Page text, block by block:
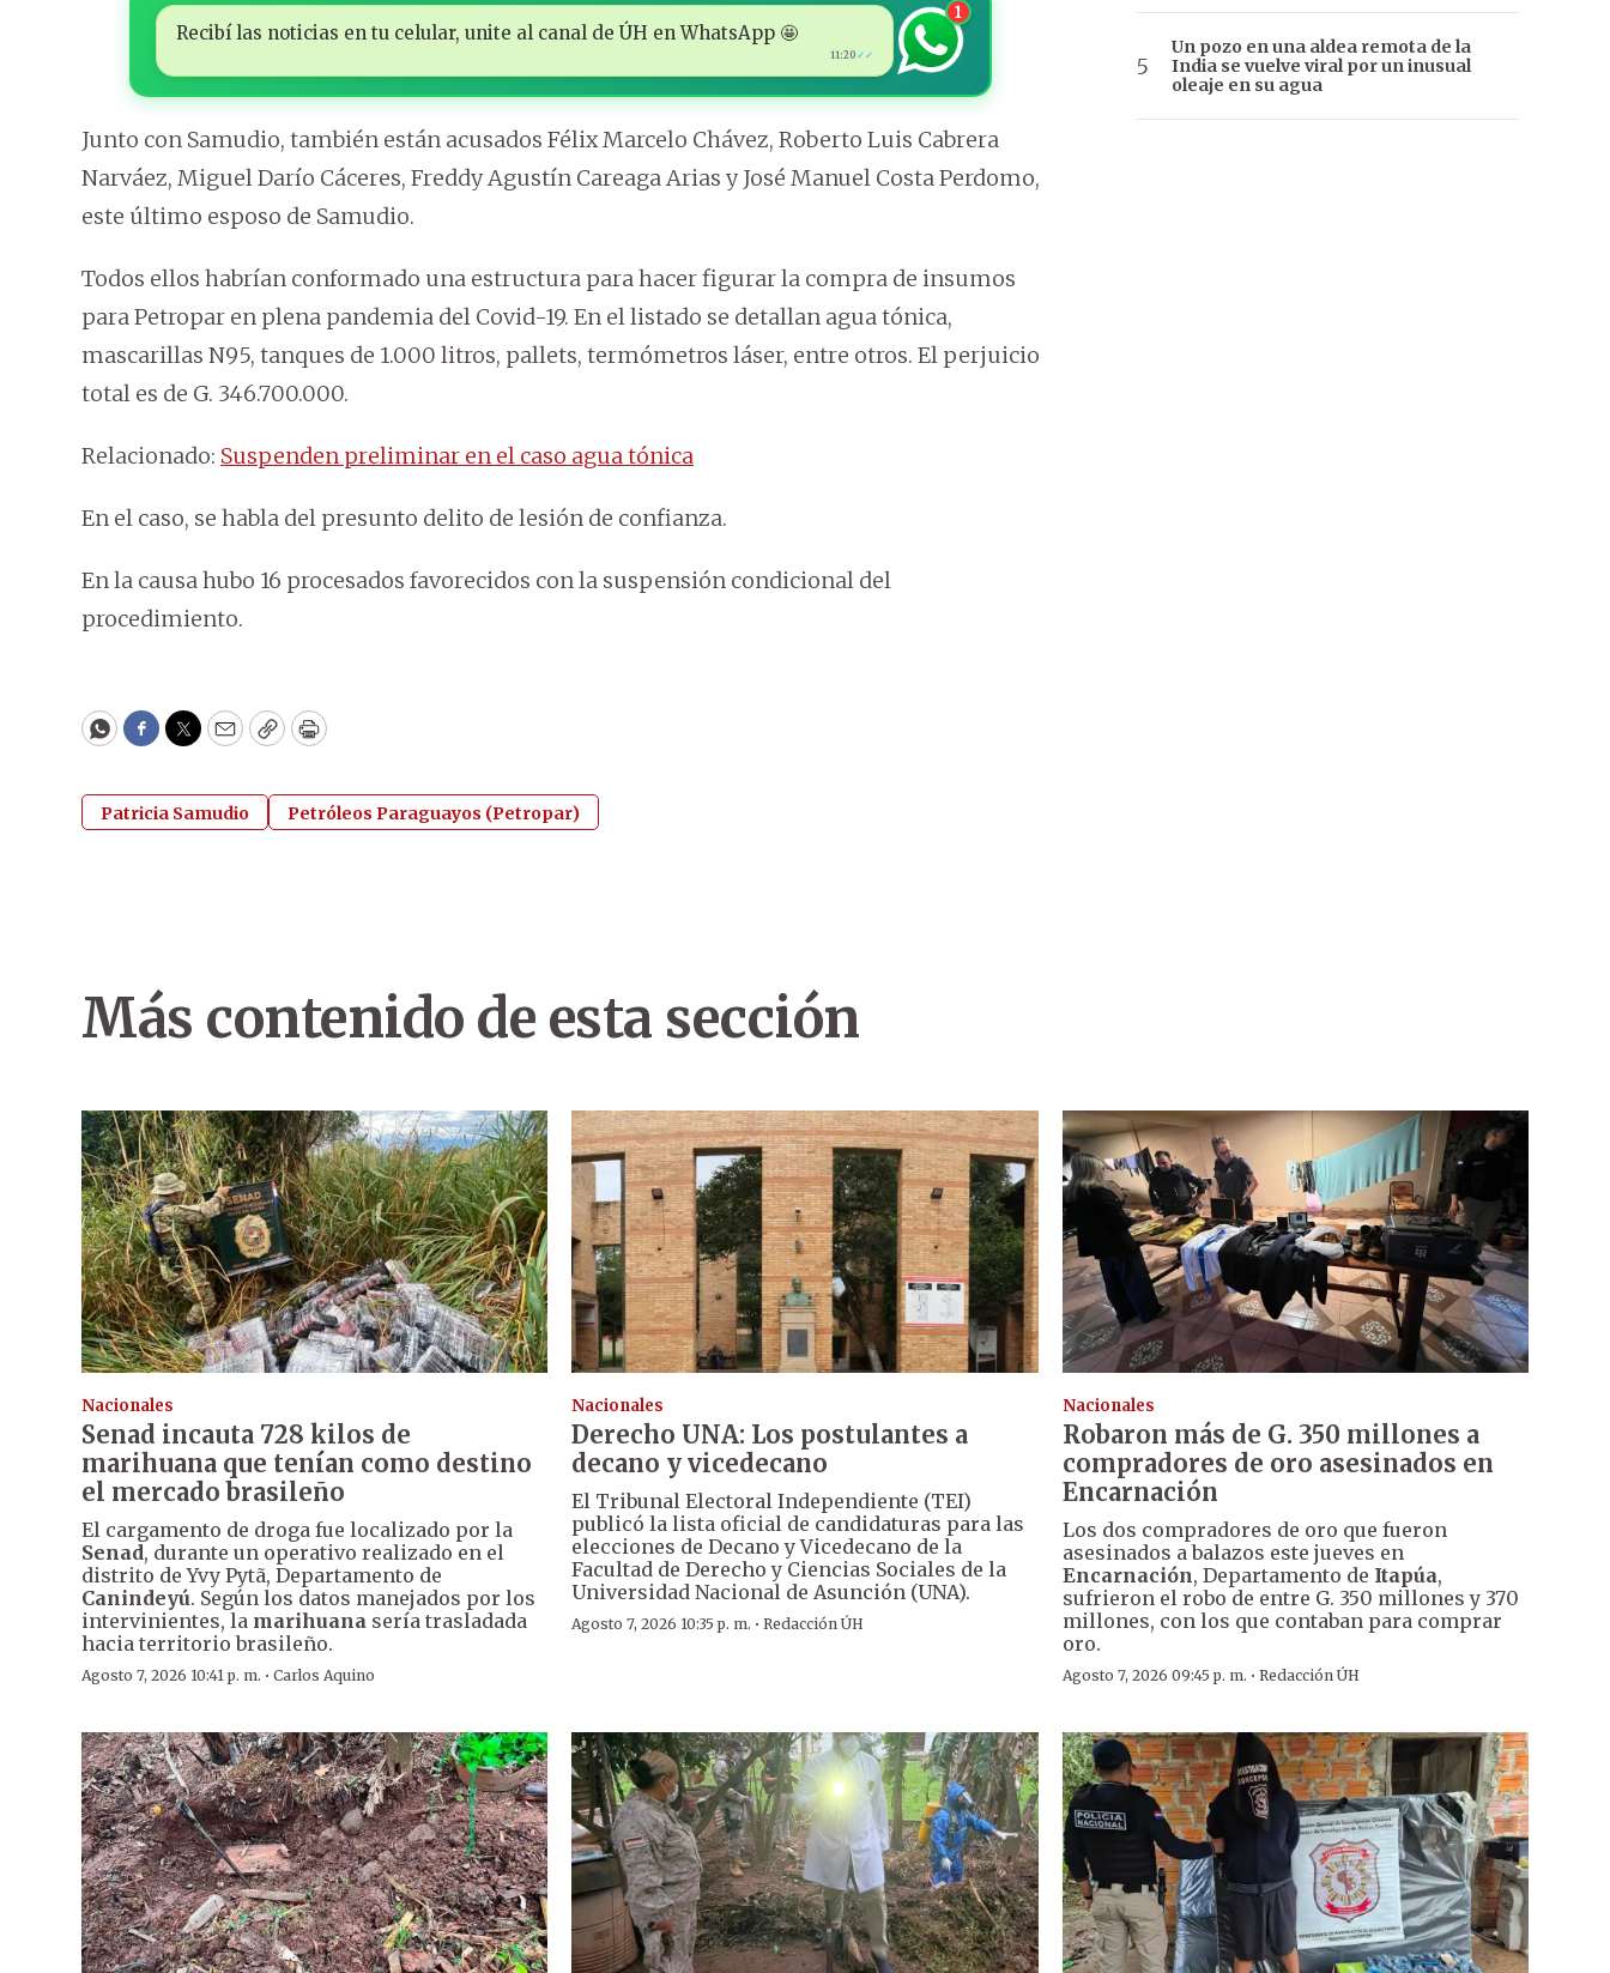
Recibí las noticias en tu celular, unite al canal de ÚH en WhatsApp 🤩
11:20 ✓✓
1
Junto con Samudio, también están acusados Félix Marcelo Chávez, Roberto Luis Cabrera
Narváez, Miguel Darío Cáceres, Freddy Agustín Careaga Arias y José Manuel Costa Perdomo,
este último esposo de Samudio.
Todos ellos habrían conformado una estructura para hacer figurar la compra de insumos
para Petropar en plena pandemia del Covid-19. En el listado se detallan agua tónica,
mascarillas N95, tanques de 1.000 litros, pallets, termómetros láser, entre otros. El perjuicio
total es de G. 346.700.000.
Relacionado: Suspenden preliminar en el caso agua tónica
En el caso, se habla del presunto delito de lesión de confianza.
En la causa hubo 16 procesados favorecidos con la suspensión condicional del
procedimiento.
WhatsApp
Facebook
Twitter
EmailCopyPrint
Patricia Samudio Petróleos Paraguayos (Petropar)
Un pozo en una aldea remota de la
India se vuelve viral por un inusual
oleaje en su agua
Más contenido de esta sección
Nacionales
Senad incauta 728 kilos de
marihuana que tenían como destino
el mercado brasileño
El cargamento de droga fue localizado por la
Senad, durante un operativo realizado en el
distrito de Yvy Pytã, Departamento de
Canindeyú. Según los datos manejados por los
intervinientes, la marihuana sería trasladada
hacia territorio brasileño.
Agosto 7, 2026 10:41 p. m. · Carlos Aquino
Nacionales
Derecho UNA: Los postulantes a
decano y vicedecano
El Tribunal Electoral Independiente (TEI)
publicó la lista oficial de candidaturas para las
elecciones de Decano y Vicedecano de la
Facultad de Derecho y Ciencias Sociales de la
Universidad Nacional de Asunción (UNA).
Agosto 7, 2026 10:35 p. m. ·Redacción ÚH
Nacionales
Robaron más de G. 350 millones a
compradores de oro asesinados en
Encarnación
Los dos compradores de oro que fueron
asesinados a balazos este jueves en
Encarnación, Departamento de Itapúa,
sufrieron el robo de entre G. 350 millones y 370
millones, con los que contaban para comprar
oro.
Agosto 7, 2026 09:45 p. m. · Redacción ÚH